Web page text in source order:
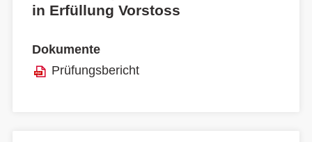
in Erfüllung Vorstoss
Dokumente
Prüfungsbericht